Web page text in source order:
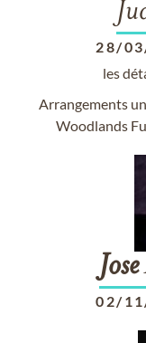
28/
les
Arrangements
Woodlands
Jose
02/